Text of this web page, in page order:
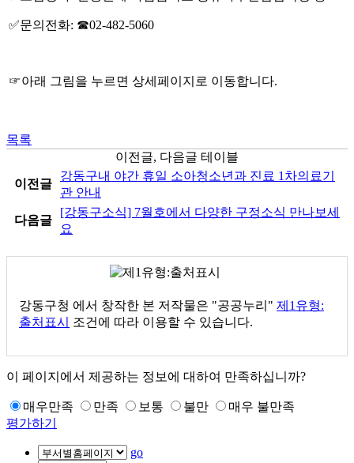
✅문의전화: ☎02-482-5060
☞아래 그림을 누르면 상세페이지로 이동합니다.
목록
이전글, 다음글 테이블
이전글
강동구내 야간 휴일 소아청소년과 진료 1차의료기
관 안내
다음글
[강동구소식] 7월호에서 다양한 구정소식 만나보세
요
강동구청 에서 창작한 본 저작물은 "공공누리" 제1유형:
출처표시
조건에 따라 이용할 수 있습니다.
이 페이지에서 제공하는 정보에 대하여 만족하십니까?
매우만족 만족 보통 불만
매우 불만족
평가하기
go